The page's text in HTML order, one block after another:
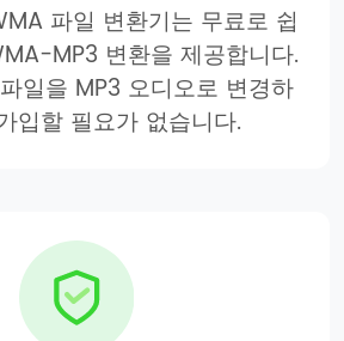
파일 변환기는 무료로 쉽
MP3 변환을 제공합니다.
일을 MP3 오디오로 변경하
입할 필요가 없습니다.